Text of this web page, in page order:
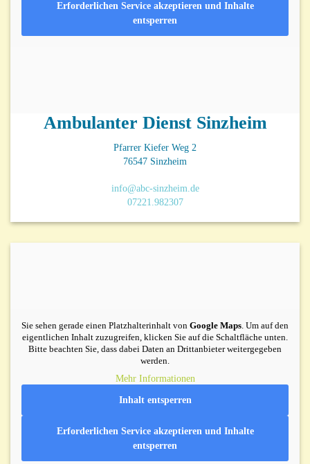
Erforderlichen Service akzeptieren und Inhalte
entsperren
Ambulanter Dienst Sinzheim
Pfarrer Kiefer Weg 2
76547 Sinzheim
info@abc-sinzheim.de
07221.982307
Sie sehen gerade einen Platzhalterinhalt von Google Maps. Um auf den
eigentlichen Inhalt zuzugreifen, klicken Sie auf die Schaltfläche unten.
Bitte beachten Sie, dass dabei Daten an Drittanbieter weitergegeben
werden.
Mehr Informationen
Inhalt entsperren
Erforderlichen Service akzeptieren und Inhalte
entsperren